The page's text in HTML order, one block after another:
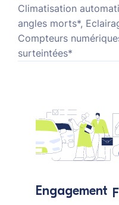
Climatisation
angles morts*,
Compteurs
surteintées*
Engagement